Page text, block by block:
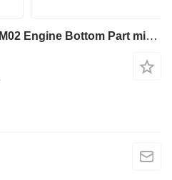
Cilindrų blokas Bobcat DM02 Engine Bottom Part mini krautuvo Bobcat S76